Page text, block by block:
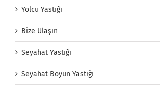
Yolcu Yastığı
Bize Ulaşın
Seyahat Yastığı
Seyahat Boyun Yastığı